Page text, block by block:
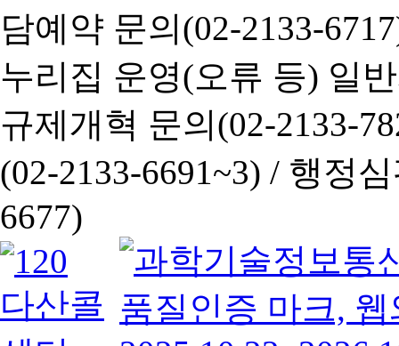
담예약 문의(02-2133-
누리집 운영(오류 등) 일
규제개혁 문의(02-2133-
(02-2133-6691~3) / 행정심
6677)